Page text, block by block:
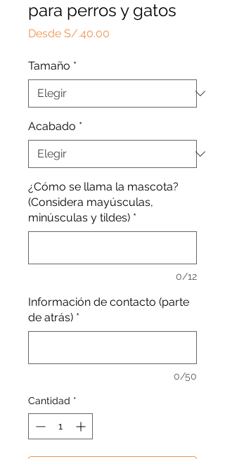
para perros y gatos
Desde S/.40.00
Tamaño *
Acabado *
¿Cómo se llama la mascota?
(Considera mayúsculas,
minúsculas y tildes) *
0/12
Información de contacto (parte
de atrás) *
0/50
Cantidad *